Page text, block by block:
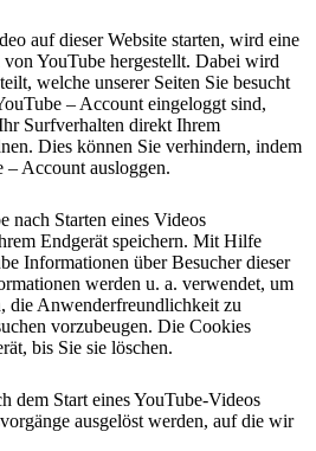
auf dieser Website starten, wird eine
YouTube hergestellt. Dabei wird
welche unserer Seiten Sie besucht
– Account eingeloggt sind,
Surfverhalten direkt Ihrem
Dies können Sie verhindern, indem
– Account ausloggen.
nach Starten eines Videos
Endgerät speichern. Mit Hilfe
Informationen über Besucher dieser
werden u. a. verwendet, um
die Anwenderfreundlichkeit zu
vorzubeugen. Die Cookies
bis Sie sie löschen.
dem Start eines YouTube-Videos
ausgelöst werden, auf die wir